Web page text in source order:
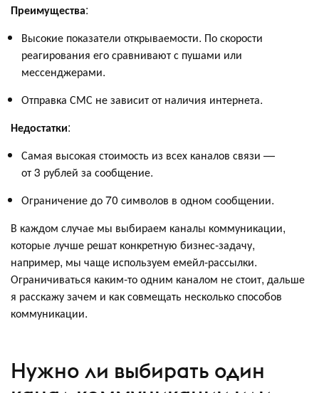
Преимущества:
Высокие показатели открываемости. По скорости
реагирования его сравнивают с пушами или
мессенджерами.
Отправка СМС не зависит от наличия интернета.
Недостатки:
Самая высокая стоимость из всех каналов связи —
от 3 рублей за сообщение.
Ограничение до 70 символов в одном сообщении.
В каждом случае мы выбираем каналы коммуникации,
которые лучше решат конкретную бизнес-задачу,
например, мы чаще используем емейл-рассылки.
Ограничиваться каким-то одним каналом не стоит, дальше
я расскажу зачем и как совмещать несколько способов
коммуникации.
Нужно ли выбирать один